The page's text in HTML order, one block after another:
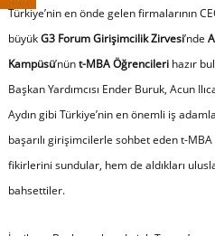
Türkiye’nin en önde gelen firmalarının
büyükG3 Forum Girişimcilik Zirvesi’nde
Kampüsü’nünt-MBA Öğrencileri hazır
Başkan Yardımcısı Ender Buruk, Acun
Aydın gibi Türkiye’nin en önemli iş
başarılı girişimcilerle sohbet eden t-
fikirlerini sundular, hem de aldıkları
bahsettiler.